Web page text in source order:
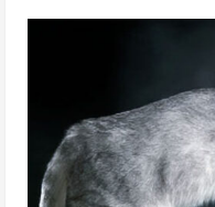
umani.
Pecrhé
accade
e
come
possiamo
evitarlo?